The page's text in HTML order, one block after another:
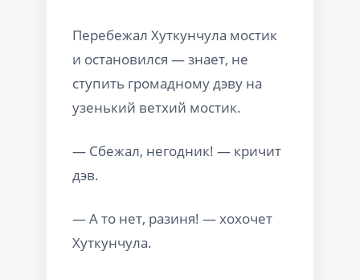
Перебежал Хуткунчула мостик
и остановился — знает, не
ступить громадному дэву на
узенький ветхий мостик.
— Сбежал, негодник! — кричит
дэв.
— А то нет, разиня! — хохочет
Хуткунчула.